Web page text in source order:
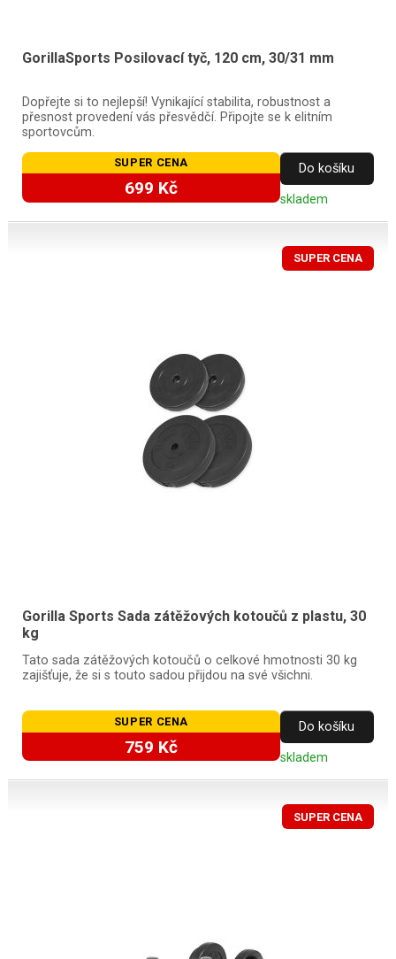
GorillaSports Posilovací tyč, 120 cm, 30/31 mm
Dopřejte si to nejlepší! Vynikající stabilita, robustnost a
přesnost provedení vás přesvědčí. Připojte se k elitním
sportovcům.
SUPER CENA
699 Kč
Do košíku
skladem
SUPER CENA
Gorilla Sports Sada zátěžových kotoučů z plastu, 30
kg
Tato sada zátěžových kotoučů o celkové hmotnosti 30 kg
zajišťuje, že si s touto sadou přijdou na své všichni.
SUPER CENA
759 Kč
Do košíku
skladem
SUPER CENA